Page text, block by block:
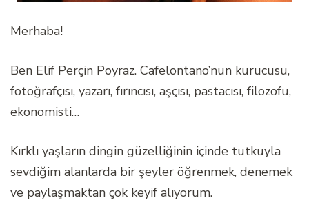
Merhaba!
Ben Elif Perçin Poyraz. Cafelontano’nun kurucusu,
fotoğrafçısı, yazarı, fırıncısı, aşçısı, pastacısı, filozofu,
ekonomisti…
Kırklı yaşların dingin güzelliğinin içinde tutkuyla
sevdiğim alanlarda bir şeyler öğrenmek, denemek
ve paylaşmaktan çok keyif alıyorum.